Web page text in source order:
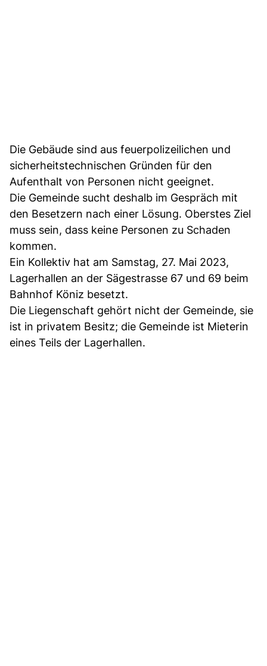
Die Gebäude sind aus feuerpolizeilichen und
sicherheitstechnischen Gründen für den
Aufenthalt von Personen nicht geeignet.
Die Gemeinde sucht deshalb im Gespräch mit
den Besetzern nach einer Lösung. Oberstes Ziel
muss sein, dass keine Personen zu Schaden
kommen.
Ein Kollektiv hat am Samstag, 27. Mai 2023,
Lagerhallen an der Sägestrasse 67 und 69 beim
Bahnhof Köniz besetzt.
Die Liegenschaft gehört nicht der Gemeinde, sie
ist in privatem Besitz; die Gemeinde ist Mieterin
eines Teils der Lagerhallen.